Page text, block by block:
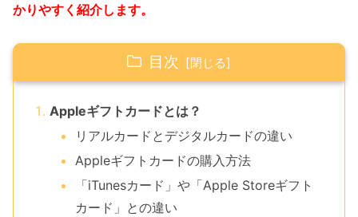
かりやすく紹介します。
目次
Appleギフトカードとは？
リアルカードとデジタルカードの違い
Appleギフトカードの購入方法
「iTunesカード」や「Apple Storeギフト
カード」との違い